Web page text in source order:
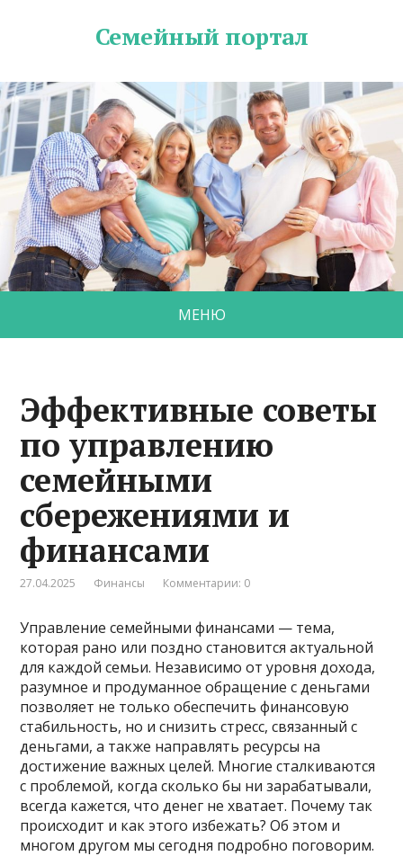
Семейный портал
МЕНЮ
Эффективные советы
по управлению
семейными
сбережениями и
финансами
27.04.2025 Финансы Комментарии: 0
Управление семейными финансами — тема,
которая рано или поздно становится актуальной
для каждой семьи. Независимо от уровня дохода,
разумное и продуманное обращение с деньгами
позволяет не только обеспечить финансовую
стабильность, но и снизить стресс, связанный с
деньгами, а также направлять ресурсы на
достижение важных целей. Многие сталкиваются
с проблемой, когда сколько бы ни зарабатывали,
всегда кажется, что денег не хватает. Почему так
происходит и как этого избежать? Об этом и
многом другом мы сегодня подробно поговорим.